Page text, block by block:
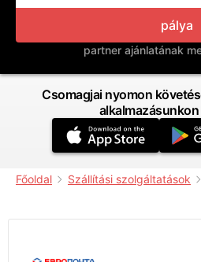
pálya
partner ajánlatának
Csomagjai nyomon
Főoldal Szállítási szolgáltatások